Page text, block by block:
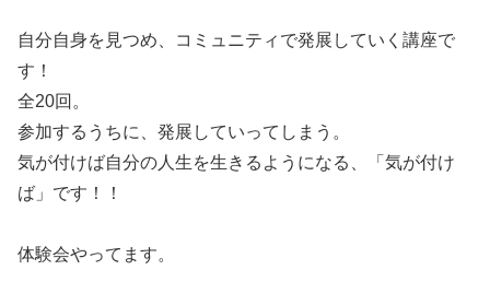
自分自身を見つめ、コミュニティで発展していく講座で
す！
全20回。
参加するうちに、発展していってしまう。
気が付けば自分の人生を生きるようになる、「気が付け
ば」です！！
体験会やってます。